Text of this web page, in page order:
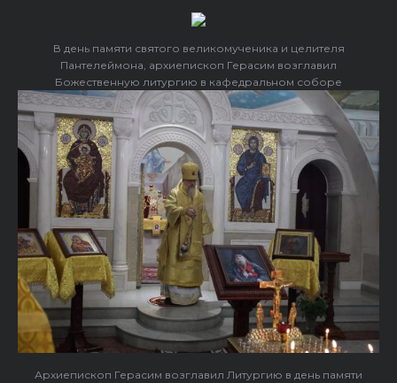
В день памяти святого великомученика и целителя
Пантелеймона, архиепископ Герасим возглавил
Божественную литургию в кафедральном соборе
Архиепископ Герасим возглавил Литургию в день памяти